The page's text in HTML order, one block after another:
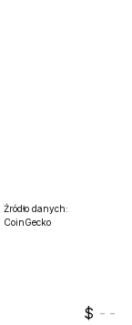
Źródło danych:
CoinGecko
--